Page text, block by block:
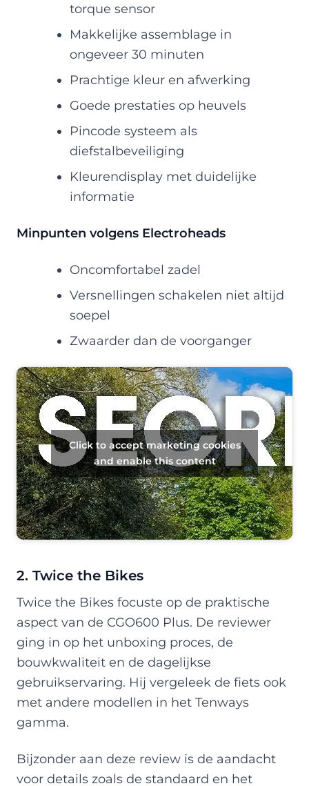
torque sensor
Makkelijke assemblage in
ongeveer 30 minuten
Prachtige kleur en afwerking
Goede prestaties op heuvels
Pincode systeem als
diefstalbeveiliging
Kleurendisplay met duidelijke
informatie
Minpunten volgens Electroheads
Oncomfortabel zadel
Versnellingen schakelen niet altijd
soepel
Zwaarder dan de voorganger
Click to accept marketing cookies
and enable this content
2. Twice the Bikes
Twice the Bikes focuste op de praktische
aspect van de CGO600 Plus. De reviewer
ging in op het unboxing proces, de
bouwkwaliteit en de dagelijkse
gebruikservaring. Hij vergeleek de fiets ook
met andere modellen in het Tenways
gamma.
Bijzonder aan deze review is de aandacht
voor details zoals de standaard en het